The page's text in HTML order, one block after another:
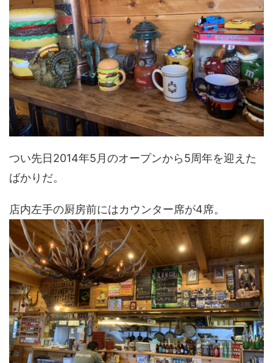
つい先日2014年5月のオープンから5周年を迎えた
ばかりだ。
店内左手の厨房前にはカウンター席が4席。